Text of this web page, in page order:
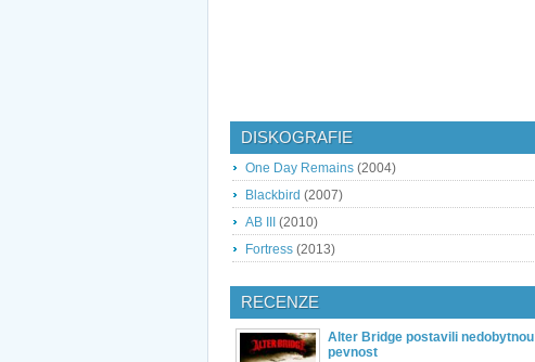
DISKOGRAFIE
One Day Remains (2004)
Blackbird (2007)
AB III
(2010)
Fortress (2013)
RECENZE
Alter Bridge postavili nedobytnou
pevnost